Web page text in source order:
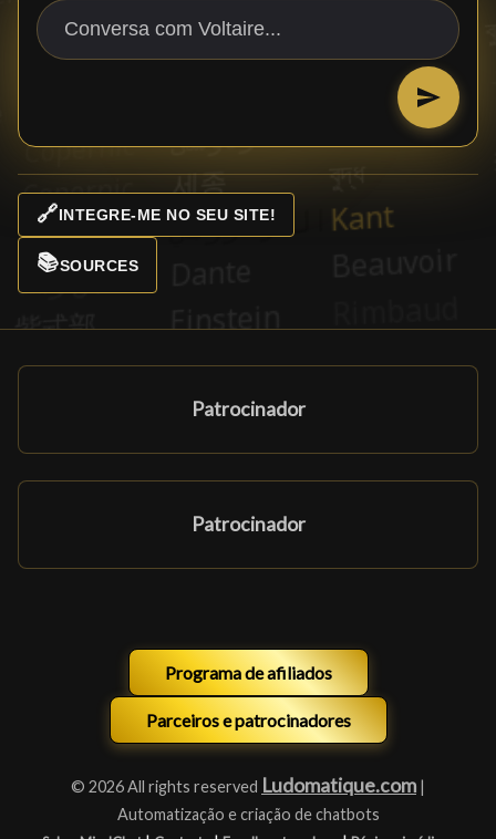
🔗INTEGRE-ME NO SEU SITE!
📚SOURCES
Patrocinador
Patrocinador
Programa de afiliados
Parceiros e patrocinadores
© 2026 All rights reserved Ludomatique.com |
Automatização e criação de chatbots